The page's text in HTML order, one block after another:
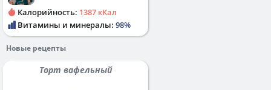
Калорийность: 1387 кКал
Витамины и минералы: 98%
Новые рецепты
Торт вафельный